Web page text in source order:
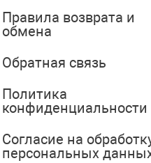
Правила возврата и
обмена
Обратная связь
Политика
конфиденциальности
Согласие на
персональных